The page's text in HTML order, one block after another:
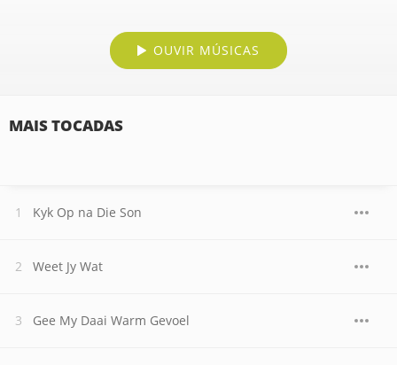
OUVIR MÚSICAS
MAIS TOCADAS
Kyk Op na Die Son
Weet Jy Wat
Gee My Daai Warm Gevoel